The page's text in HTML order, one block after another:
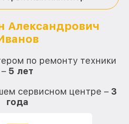
Александрович
по ремонту техники
– 5 лет
сервисном центре – 3
года